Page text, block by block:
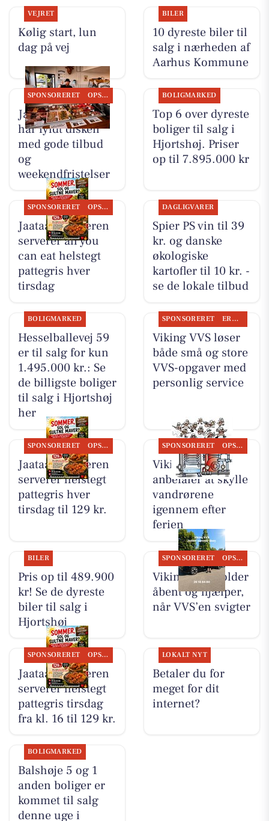
VEJRET
Kølig start, lun
dag på vej
BILER
10 dyreste biler til
salg i nærheden af
Aarhus Kommune
SPONSORERET OPSLAGSTAVLEN
Jaataak Slagteren
har fyldt disken
med gode tilbud
og
weekendfristelser
BOLIGMARKED
Top 6 over dyreste
boliger til salg i
Hjortshøj. Priser
op til 7.895.000 kr
SPONSORERET OPSLAGSTAVLEN
Jaataak Slagteren
serverer all you
can eat helstegt
pattegris hver
tirsdag
DAGLIGVARER
Spier PS vin til 39
kr. og danske
økologiske
kartofler til 10 kr. -
se de lokale tilbud
BOLIGMARKED
Hesselballevej 59
er til salg for kun
1.495.000 kr.: Se
de billigste boliger
til salg i Hjortshøj
her
SPONSORERET ERHVERV
Viking VVS løser
både små og store
VVS-opgaver med
personlig service
SPONSORERET OPSLAGSTAVLEN
Jaataak Slagteren
serverer helstegt
pattegris hver
tirsdag til 129 kr.
SPONSORERET OPSLAGSTAVLEN
Viking VVS
anbefaler at skylle
vandrørene
igennem efter
ferien
BILER
Pris op til 489.900
kr! Se de dyreste
biler til salg i
Hjortshøj
SPONSORERET OPSLAGSTAVLEN
Viking VVS holder
åbent og hjælper,
når VVS’en svigter
SPONSORERET OPSLAGSTAVLEN
Jaataak Slagteren
serverer helstegt
pattegris tirsdag
fra kl. 16 til 129 kr.
LOKALT NYT
Betaler du for
meget for dit
internet?
BOLIGMARKED
Balshøje 5 og 1
anden boliger er
kommet til salg
denne uge i